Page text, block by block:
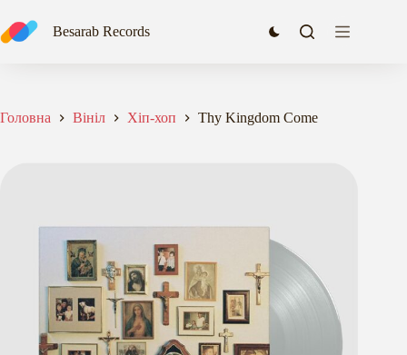
до
вмісту
Besarab Records
Головна Вініл Хіп-хоп Thy Kingdom Come